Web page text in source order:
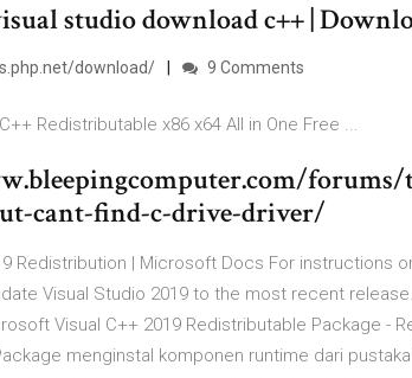
studio download c++ |
download/ 9 Comments
Redistributable x86 x64 All in One Free ...
cant-find-c-drive-driver/
Redistribution | Microsoft Docs For instructions
Visual Studio 2019 to the most recent
Visual C++ 2019 Redistributable Package -
menginstal komponen runtime dari